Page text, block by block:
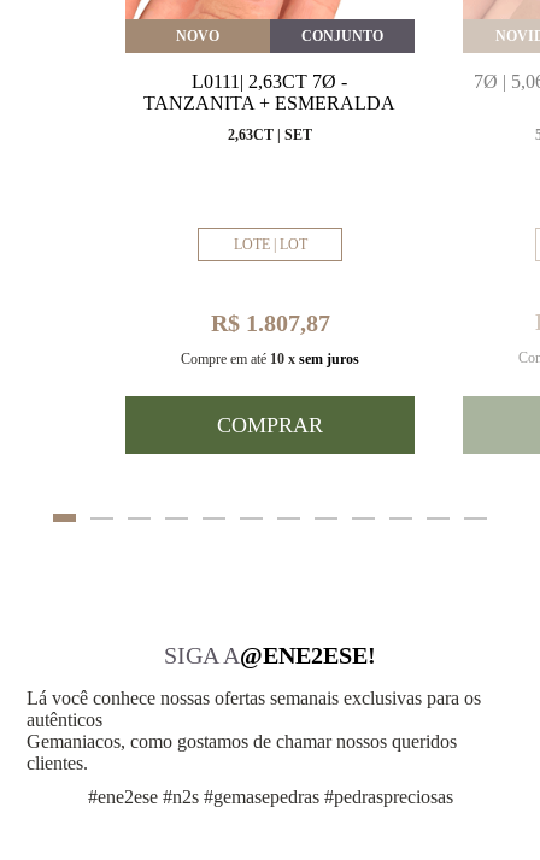
NOVO CONJUNTO
L0111| 2,63CT 7Ø -
TANZANITA + ESMERALDA
2,63CT | SET
LOTE | LOT
R$ 1.807,87
Compre em até 10 x sem juros
COMPRAR
7Ø |
SIGA A@ENE2ESE!
Lá você conhece nossas ofertas semanais exclusivas para os
autênticos
Gemaniacos, como gostamos de chamar nossos queridos
clientes.
#ene2ese #n2s #gemasepedras #pedraspreciosas